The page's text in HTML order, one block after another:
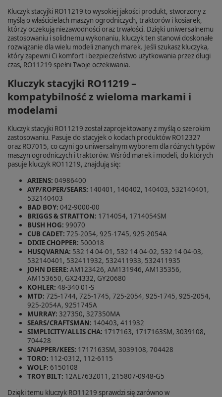
Kluczyk stacyjki RO11219 to wysokiej jakości produkt, stworzony z
myślą o właścicielach maszyn ogrodniczych, traktorów i kosiarek,
którzy oczekują niezawodności oraz trwałości. Dzięki uniwersalnemu
zastosowaniu i solidnemu wykonaniu, kluczyk ten stanowi doskonałe
rozwiązanie dla wielu modeli znanych marek. Jeśli szukasz kluczyka,
który zapewni Ci komfort i bezpieczeństwo użytkowania przez długi
czas, RO11219 spełni Twoje oczekiwania.
Kluczyk stacyjki RO11219 –
kompatybilność z wieloma markami i
modelami
Kluczyk stacyjki RO11219 został zaprojektowany z myślą o szerokim
zastosowaniu. Pasuje do stacyjek o kodach produktów RO12327
oraz RO7015, co czyni go uniwersalnym wyborem dla różnych typów
maszyn ogrodniczych i traktorów. Wśród marek i modeli, do których
pasuje kluczyk RO11219, znajdują się:
ARIENS: 04986400
AYP/ROPER/SEARS: 140401, 140402, 140403, 532140401,
532140403
BAD BOY: 042-9000-00
BRIGGS & STRATTON: 1714054, 1714054SM
BUSH HOG: 99070
CUB CADET: 725-2054, 925-1745, 925-2054A
DIXIE CHOPPER: 500018
HUSQVARNA: 532 14 04-01, 532 14 04-02, 532 14 04-03,
532140401, 532411932, 532411933, 532411935
JOHN DEERE: AM123426, AM131946, AM135356,
AM153650, GX24332, GY20680
KOHLER: 48-340 01-S
MTD: 725-1744, 725-1745, 725-2054, 925-1745, 925-2054,
925-2054A, 9251745A
MURRAY: 327350, 327350MA
SEARS/CRAFTSMAN: 140403, 411932
SIMPLICITY/ALLIS CHA: 1717163, 1717163SM, 3039108,
704428
SNAPPER/KEES: 1717163SM, 3039108, 704428
TORO: 112-0312, 112-6115
WOLF: 6150108
TROY BILT: 12AE763Z011, 215807-0948-G5
Dzięki temu kluczyk RO11219 sprawdzi się zarówno w